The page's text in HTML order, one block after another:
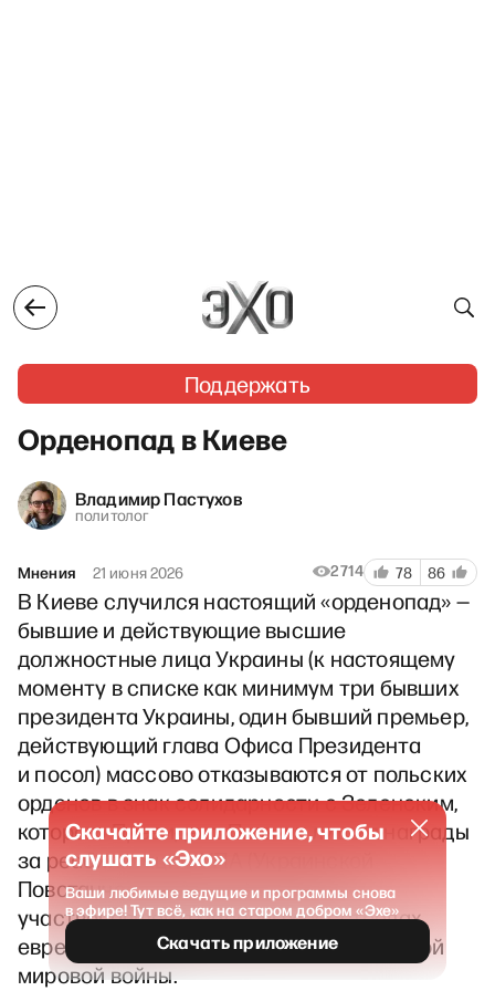
Поддержать
Орденопад в Киеве
Владимир Пастухов
политолог
Мнения 21 июня 2026 2714 78 86
В Киеве случился настоящий «орденопад» —
бывшие и действующие высшие
должностные лица Украины (к настоящему
моменту в списке как минимум три бывших
президента Украины, один бывший премьер,
действующий глава Офиса Президента
и посол) массово отказываются от польских
орденов в знак солидарности с Зеленским,
которого Президент Польши лишил награды
за реабилитацию УПА (Украинской
Повстанческой Армии), активно
участвовавшей в массовых расстрелах
евреев и поляков в Украине в годы Второй
мировой войны.
Скачайте приложение, чтобы
слушать «Эхо»
Ваши любимые ведущие и программы снова
в эфире! Тут всё, как на старом добром «Эхе»
Скачать приложение